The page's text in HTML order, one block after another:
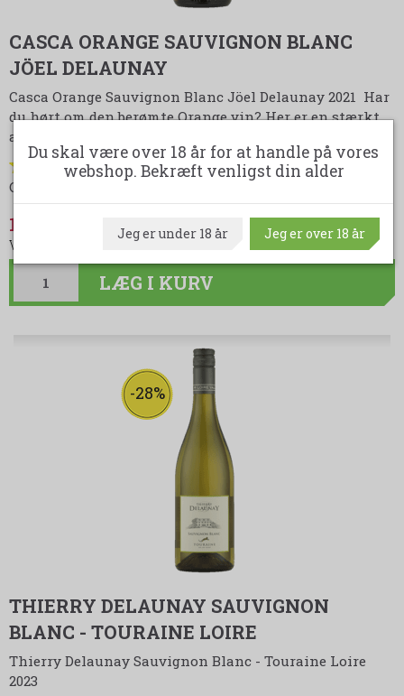
CASCA ORANGE SAUVIGNON BLANC
JÖEL DELAUNAY
Casca Orange Sauvignon Blanc Jöel Delaunay 2021 Har
du hørt om den berømte Orange vin? Her er en stærkt
anbefalet til dig på ikke mindre end kr. 169,-
Er du nysgerrig efter at smage en
Orang
169,00DKK (spar 30,00DKK)
LÆG I KURV
-28%
THIERRY DELAUNAY SAUVIGNON
BLANC - TOURAINE LOIRE
Thierry Delaunay Sauvignon Blanc - Touraine Loire
2023
Du skal være over 18 år for at handle på vores
webshop. Bekræft venligst din alder
Jeg er under 18 år Jeg er over 18 år